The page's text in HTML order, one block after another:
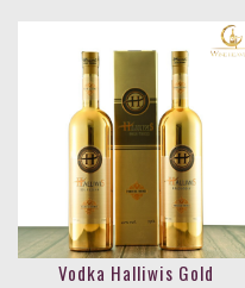
Vodka Halliwis Gold